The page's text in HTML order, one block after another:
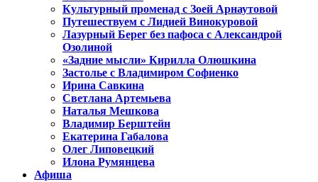
Культурный променад с Зоей Арнаутовой
Путешествуем с Лидией Винокуровой
Лазурный Берег без пафоса с Александрой
Озолиной
«Задние мысли» Кирилла Олюшкина
Застолье с Владимиром Софиенко
Ирина Савкина
Светлана Артемьева
Наталья Мешкова
Владимир Берштейн
Екатерина Габалова
Олег Липовецкий
Илона Румянцева
Афиша